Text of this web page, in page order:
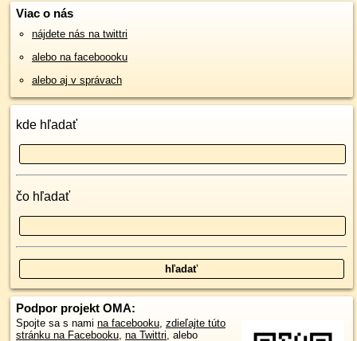
Viac o nás
nájdete nás na twittri
alebo na faceboooku
alebo aj v správach
kde hľadať
čo hľadať
Podpor projekt OMA:
Spojte sa s nami na facebooku zdieľajte túto
stránku na Facebooku na Twittri , alebo